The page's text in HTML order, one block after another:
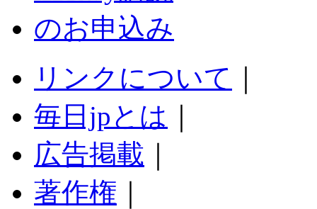
リンクについて
毎日jpとは
広告掲載
著作権